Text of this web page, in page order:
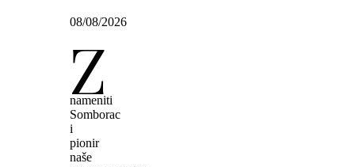
08/08/2026
Z
nameniti
Somborac
i
pionir
naše